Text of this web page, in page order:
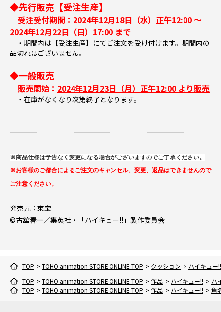
◆先行販売【受注生産】
受注受付期間： 2024年12月18日（水）正午12:00 ～
2024年12月22日（日）17:00 まで
・期間内は【受注生産】にてご注文を受け付けます。期間内の
品切れはございません。
◆一般販売
販売開始： 2024年12月23日（月）正午12:00 より販売
・在庫がなくなり次第終了となります。
※商品仕様は予告なく変更になる場合がございますのでご了承ください。
※お客様のご都合によるご注文のキャンセル、変更、返品はできませんので
ご注意ください。
発売元：東宝
©古舘春一／集英社・「ハイキュー!!」製作委員会
TOP > TOHO animation STORE ONLINE TOP > クッション > ハイキュー
TOP > TOHO animation STORE ONLINE TOP > 作品 > ハイキュー!! > ハ
TOP > TOHO animation STORE ONLINE TOP > 作品 > ハイキュー!! > 角